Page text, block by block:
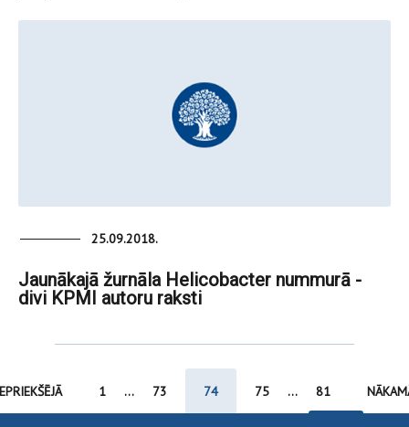
25.09.2018.
Jaunākajā žurnāla Helicobacter nummurā -
divi KPMI autoru raksti
1 ... 73 74 75 ... 81